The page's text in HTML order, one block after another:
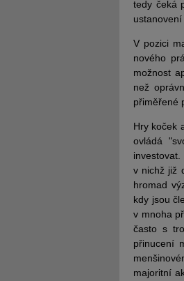
tedy čeká
V pozici
nového
možnost
než
přiměřené
Hry koček
ovládá
v nichž již
hromad
kdy jsou
v mnoha
často s
přinucení
majoritní
JUDr. Tomáš Nielsen